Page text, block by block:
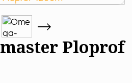
Ploprof